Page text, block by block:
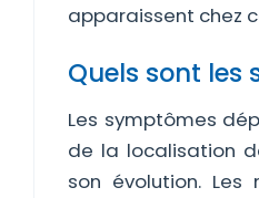
apparaissent chez
Quels sont les
Les symptômes
de la localisation
son évolution.